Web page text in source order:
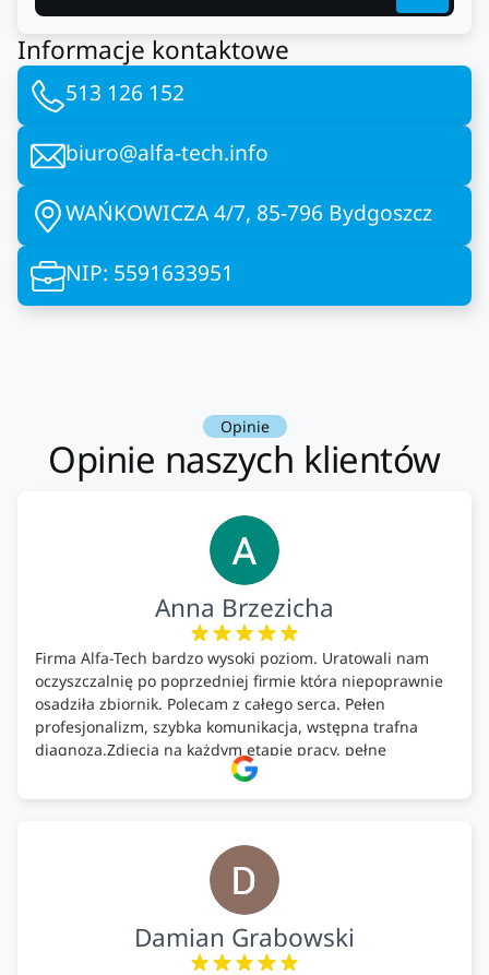
Informacje kontaktowe
513 126 152
biuro@alfa-tech.info
WAŃKOWICZA 4/7, 85-796 Bydgoszcz
NIP: 5591633951
Opinie
Opinie naszych klientów
Anna Brzezicha
Firma Alfa-Tech bardzo wysoki poziom. Uratowali nam
oczyszczalnię po poprzedniej firmie która niepoprawnie
osadziła zbiornik. Polecam z całego serca. Pełen
profesjonalizm, szybka komunikacja, wstępna trafna
diagnoza.Zdjęcia na każdym etapie pracy, pełne
doradztwo.Dobrze wyszkoleni i znający się na rzeczy.
Podsumowując ekipa na wysokim poziomie, rzetelna.
Damian Grabowski